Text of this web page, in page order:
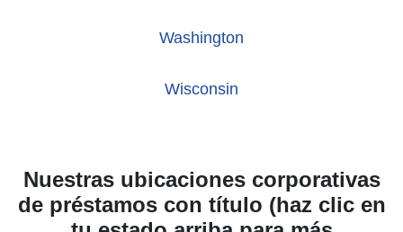
Washington
Wisconsin
Nuestras ubicaciones corporativas
de préstamos con título (haz clic en